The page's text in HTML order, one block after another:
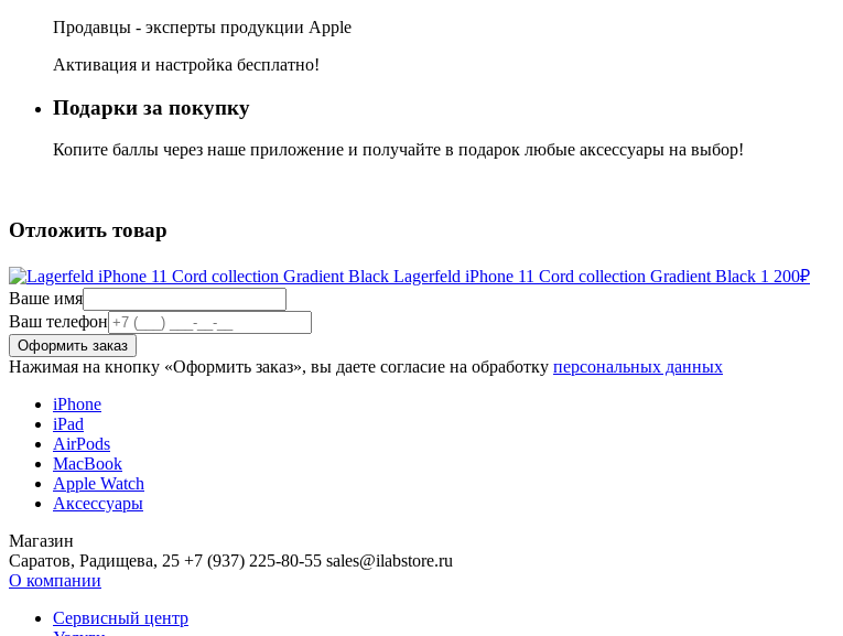
Продавцы - эксперты продукции Apple
Активация и настройка бесплатно!
Подарки за покупку
Копите баллы через наше приложение и получайте в подарок любые аксессуары на выбор!
Отложить товар
Lagerfeld iPhone 11 Cord collection Gradient Black 1 200₽
Ваше имя
Ваш телефон
Нажимая на кнопку «Оформить заказ», вы даете согласие на обработку персональных данных
iPhone
iPad
AirPods
MacBook
Apple Watch
Аксессуары
Магазин
Саратов, Радищева, 25 +7 (937) 225-80-55 sales@ilabstore.ru
О компании
Сервисный центр